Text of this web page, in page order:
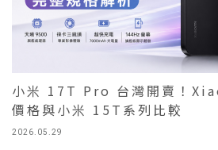
2026.05.29
小米 17T Pro 台灣開賣！
價格與小米 15T系列比較